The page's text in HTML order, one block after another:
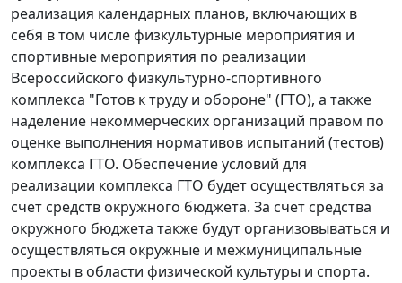
реализация календарных планов, включающих в
себя в том числе физкультурные мероприятия и
спортивные мероприятия по реализации
Всероссийского физкультурно-спортивного
комплекса "Готов к труду и обороне" (ГТО), а также
наделение некоммерческих организаций правом по
оценке выполнения нормативов испытаний (тестов)
комплекса ГТО. Обеспечение условий для
реализации комплекса ГТО будет осуществляться за
счет средств окружного бюджета. За счет средства
окружного бюджета также будут организовываться и
осуществляться окружные и межмуниципальные
проекты в области физической культуры и спорта.